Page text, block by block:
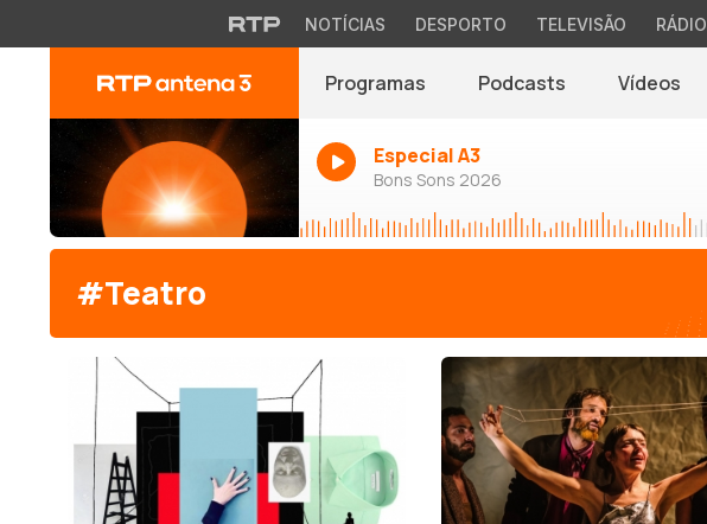
NOTÍCIAS DESPORTO TELEVISÃO RÁDIO
Programas Podcasts Vídeos
Especial A3
Bons Sons 2026
#Teatro